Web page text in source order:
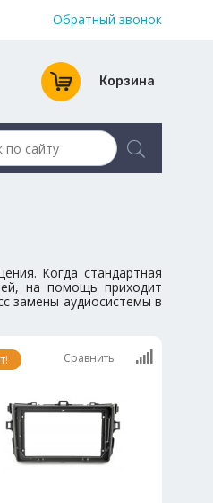
Обратный звонок
Корзина
Когда стандартная
на помощь приходит
замены аудиосистемы в
Сравнить